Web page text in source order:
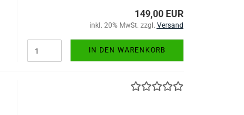
149,00 EUR
inkl. 20% MwSt. zzgl. Versand
IN DEN WARENKORB